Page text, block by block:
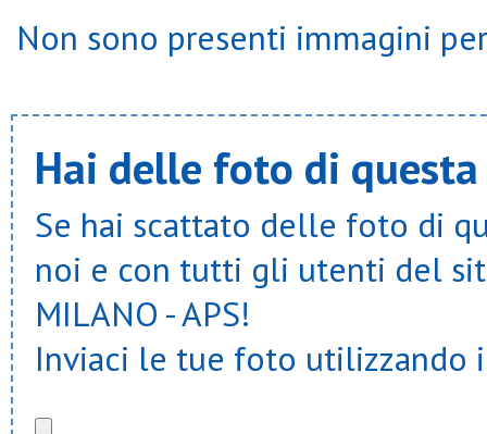
Non sono presenti immagini
Hai delle foto di
Se hai scattato delle foto di
noi e con tutti gli utenti del sito
MILANO - APS!
Inviaci le tue foto utilizzando